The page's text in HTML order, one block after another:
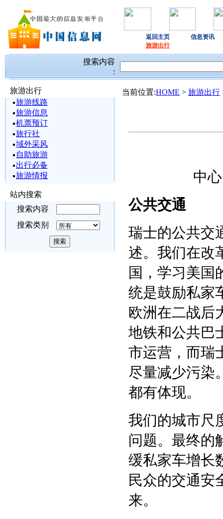
返回主页
信息资讯
旅游出行
搜索内容
:
旅游出行
旅游线路
旅游信息
机票预订
旅行社
域外采风
自助旅游
出行必备
旅游情报
站内搜索
搜索内容
搜索类别
当前位置:HOME > 旅游出行
中
公共交通
瑞士的公共交
述。我们在改
国，学习美国
统是鼓励私家
欧洲在二战后
地铁和公共巴
市运营，而瑞
尽量减少污染
都有体现。
我们的城市尺
问题。最终的
缓私家车增长
民众的交通安
来。